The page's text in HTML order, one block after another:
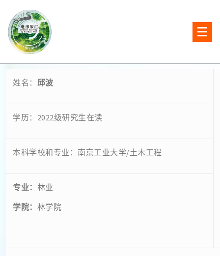
姓名： 邱波
学历：2022级研究生在读
本科学校和专业：南京工业大学/土木工程
专业： 林业
学院： 林学院